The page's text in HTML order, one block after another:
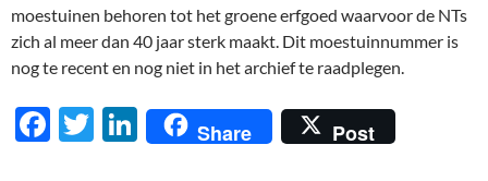
moestuinen behoren tot het groene erfgoed waarvoor de NTs
zich al meer dan 40 jaar sterk maakt. Dit moestuinnummer is
nog te recent en nog niet in het archief te raadplegen.
F
T
Li
n
Share Post